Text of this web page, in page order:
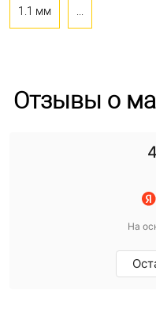
1.1 мм
Отзывы о
На